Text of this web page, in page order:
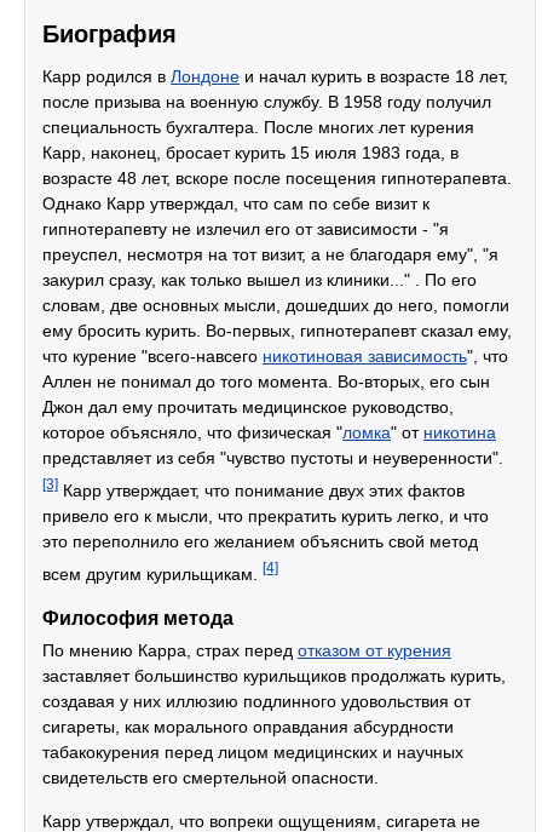
Биография
Карр родился в Лондоне и начал курить в возрасте 18 лет,
после призыва на военную службу. В 1958 году получил
специальность бухгалтера. После многих лет курения
Карр, наконец, бросает курить 15 июля 1983 года, в
возрасте 48 лет, вскоре после посещения гипнотерапевта.
Однако Карр утверждал, что сам по себе визит к
гипнотерапевту не излечил его от зависимости - "я
преуспел, несмотря на тот визит, а не благодаря ему", "я
закурил сразу, как только вышел из клиники..." . По его
словам, две основных мысли, дошедших до него, помогли
ему бросить курить. Во-первых, гипнотерапевт сказал ему,
что курение "всего-навсего никотиновая зависимость", что
Аллен не понимал до того момента. Во-вторых, его сын
Джон дал ему прочитать медицинское руководство,
которое объясняло, что физическая "ломка" от никотина
представляет из себя "чувство пустоты и неуверенности".
[3] Карр утверждает, что понимание двух этих фактов
привело его к мысли, что прекратить курить легко, и что
это переполнило его желанием объяснить свой метод
всем другим курильщикам.
[4]
Философия метода
По мнению Карра, страх перед отказом от курения
заставляет большинство курильщиков продолжать курить,
создавая у них иллюзию подлинного удовольствия от
сигареты, как морального оправдания абсурдности
табакокурения перед лицом медицинских и научных
свидетельств его смертельной опасности.
Карр утверждал, что вопреки ощущениям, сигарета не